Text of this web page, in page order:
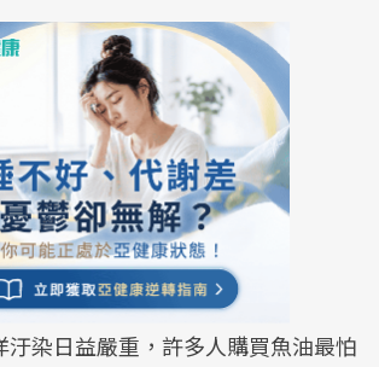
汙染日益嚴重，許多人購買魚油最怕